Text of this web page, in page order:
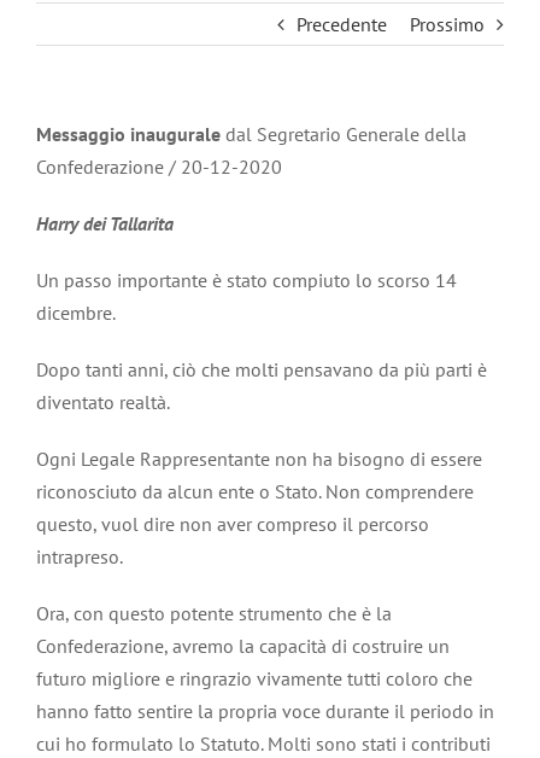
Precedente Prossimo
Messaggio inaugurale dal Segretario Generale della
Confederazione / 20-12-2020
Harry dei Tallarita
Un passo importante è stato compiuto lo scorso 14
dicembre.
Dopo tanti anni, ciò che molti pensavano da più parti è
diventato realtà.
Ogni Legale Rappresentante non ha bisogno di essere
riconosciuto da alcun ente o Stato. Non comprendere
questo, vuol dire non aver compreso il percorso
intrapreso.
Ora, con questo potente strumento che è la
Confederazione, avremo la capacità di costruire un
futuro migliore e ringrazio vivamente tutti coloro che
hanno fatto sentire la propria voce durante il periodo in
cui ho formulato lo Statuto. Molti sono stati i contributi